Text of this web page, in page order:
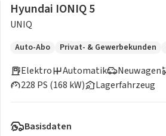
Hyundai IONIQ 5
UNIQ
Auto-Abo Privat- & Gewerbekunden
Elektro
Neuwagen
228 PS (168 kW)
Automatik
Lagerfahrzeug
Basisdaten